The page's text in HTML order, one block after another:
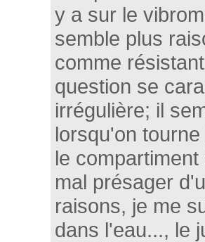
y a sur le
semble plus
comme
question se
irrégulière; il
lorsqu'on
le
mal présager
raisons, je me
dans l'eau..., le